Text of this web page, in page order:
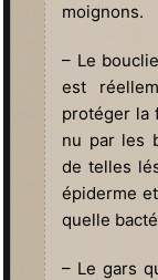
moignons.
– Le
est
protéger la
nu par les
de telles
épiderme
quelle
– Le gars